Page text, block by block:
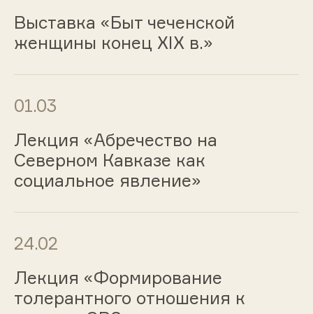
Выставка «Быт чеченской
женщины конец XIX в.»
01.03
Лекция «Абречество на
Северном Кавказе как
социальное явление»
24.02
Лекция «Формирование
толерантного отношения к